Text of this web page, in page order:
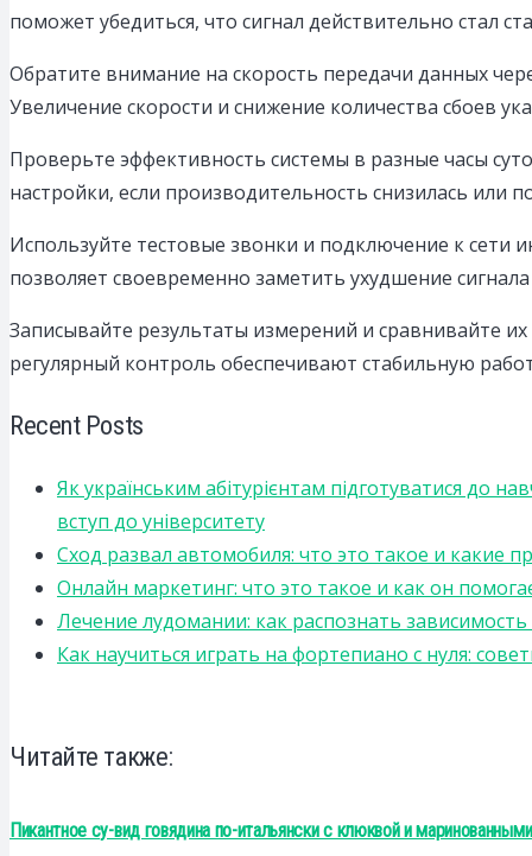
поможет убедиться, что сигнал действительно стал
Обратите внимание на скорость передачи данных
Увеличение скорости и снижение количества сбоев
Проверьте эффективность системы в разные часы
настройки, если производительность снизилась или
Используйте тестовые звонки и подключение к сети
позволяет своевременно заметить ухудшение
Записывайте результаты измерений и сравнивайте
регулярный контроль обеспечивают стабильную
Recent Posts
Як українським абітурієнтам підготуватися до
вступ до університету
Сход развал автомобиля: что это такое и какие
Онлайн маркетинг: что это такое и как он
Лечение лудомании: как распознать
Как научиться играть на фортепиано с нуля:
Читайте также:
Пикантное су-вид говядина по-итальянски с клюквой и